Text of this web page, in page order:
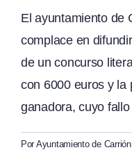
El ayuntamiento de
complace en
de un concurso
con 6000 euros y la
ganadora, cuyo
Por Ayuntamiento de